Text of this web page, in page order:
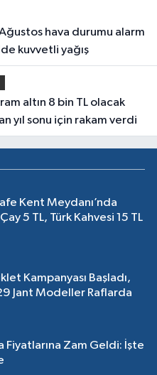
kuvvetli yağış
yıl sonu için rakam verdi
Kent Meydanı’nda
5 TL, Türk Kahvesi 15 TL
Kampanyası Başladı,
Jant Modeller Raflarda
Fiyatlarına Zam Geldi: İşte